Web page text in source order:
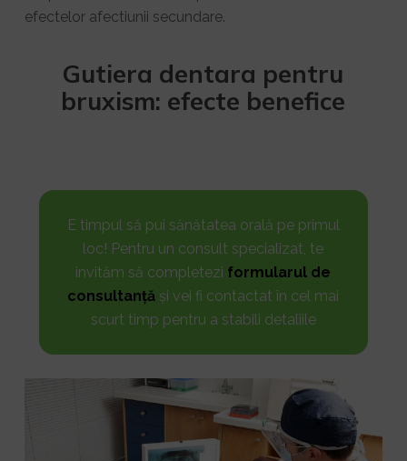
efectelor afectiunii secundare.
Gutiera dentara pentru
bruxism: efecte benefice
E timpul să pui sănătatea orală pe primul
loc! Pentru un consult specializat, te
invităm să completezi formularul de
consultanță și vei fi contactat în cel mai
scurt timp pentru a stabili detaliile